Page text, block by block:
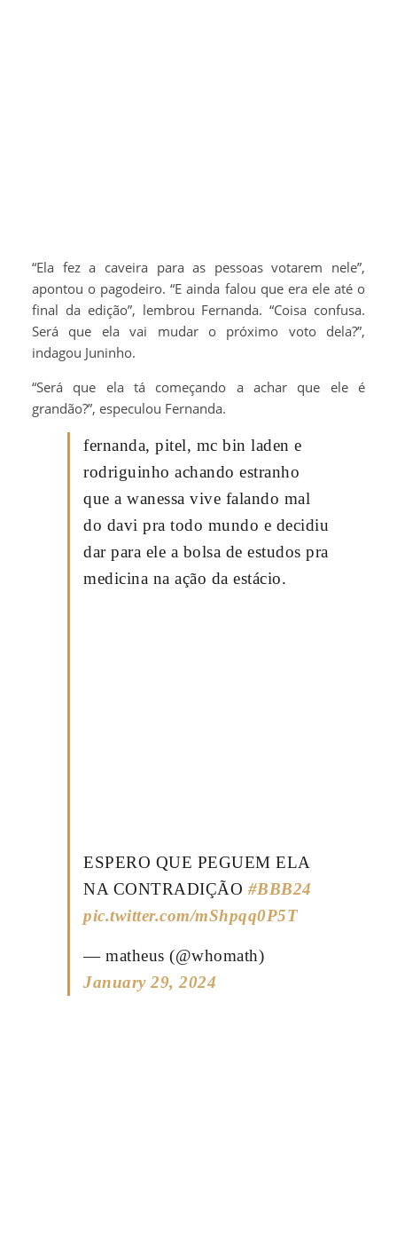
“Ela fez a caveira para as pessoas votarem nele”,
apontou o pagodeiro. “E ainda falou que era ele até o
final da edição”, lembrou Fernanda. “Coisa confusa.
Será que ela vai mudar o próximo voto dela?”,
indagou Juninho.
“Será que ela tá começando a achar que ele é
grandão?”, especulou Fernanda.
fernanda, pitel, mc bin laden e
rodriguinho achando estranho
que a wanessa vive falando mal
do davi pra todo mundo e decidiu
dar para ele a bolsa de estudos pra
medicina na ação da estácio.
ESPERO QUE PEGUEM ELA
NA CONTRADIÇÃO #BBB24
pic.twitter.com/mShpqq0P5T
— matheus (@whomath)
January 29, 2024